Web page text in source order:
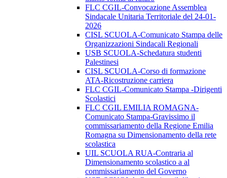
FLC CGIL-Convocazione Assemblea
Sindacale Unitaria Territoriale del 24-01-
2026
CISL SCUOLA-Comunicato Stampa delle
Organizzazioni Sindacali Regionali
USB SCUOLA-Schedatura studenti
Palestinesi
CISL SCUOLA-Corso di formazione
ATA-Ricostruzione carriera
FLC CGIL-Comunicato Stampa -Dirigenti
Scolastici
FLC CGIL EMILIA ROMAGNA-
Comunicato Stampa-Gravissimo il
commissariamento della Regione Emilia
Romagna su Dimensionamento della rete
scolastica
UIL SCUOLA RUA-Contraria al
Dimensionamento scolastico a al
commissariamento del Governo